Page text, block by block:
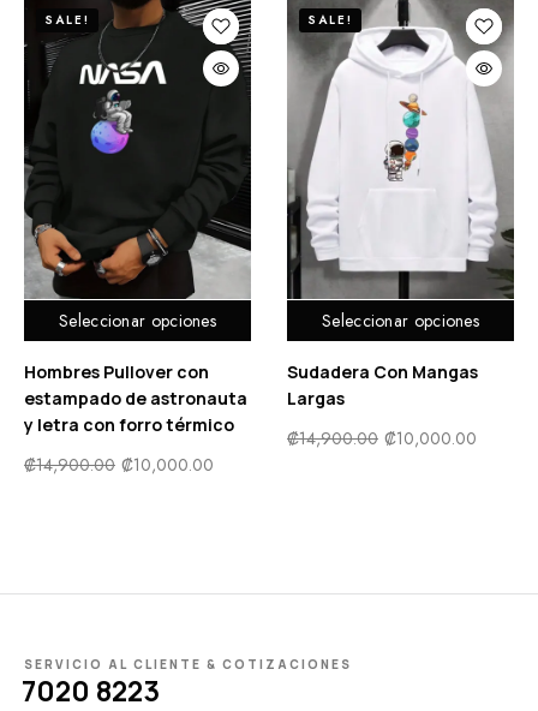
Seleccionar opciones
SALE!
Hombres Pullover con
estampado de astronauta
y letra con forro térmico
₡14,900.00 ₡10,000.00
Seleccionar opciones
SALE!
Sudadera Con Mangas
Largas
₡14,900.00 ₡10,000.00
SERVICIO AL CLIENTE & COTIZACIONES
7020 8223